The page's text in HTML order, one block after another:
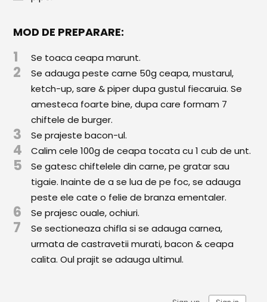
iCooking
Librărie
Adaugă o rețetă
Cum adăugăm o rețetă
Regulament de postare
CONCURS
MOD DE PREPARARE:
1 Se toaca ceapa marunt.
2
Se adauga peste carne 50g ceapa, mustarul,
ketch-up, sare & piper dupa gustul fiecaruia. Se
amesteca foarte bine, dupa care formam 7
chiftele de burger.
3 Se prajeste bacon-ul.
4 Calim cele 100g de ceapa tocata cu 1 cub de unt.
5
Se gatesc chiftelele din carne, pe gratar sau
tigaie. Inainte de a se lua de pe foc, se adauga
peste ele cate o felie de branza ementaler.
6 Se prajesc ouale, ochiuri.
7
Se sectioneaza chifla si se adauga carnea,
urmata de castravetii murati, bacon & ceapa
calita. Oul prajit se adauga ultimul.